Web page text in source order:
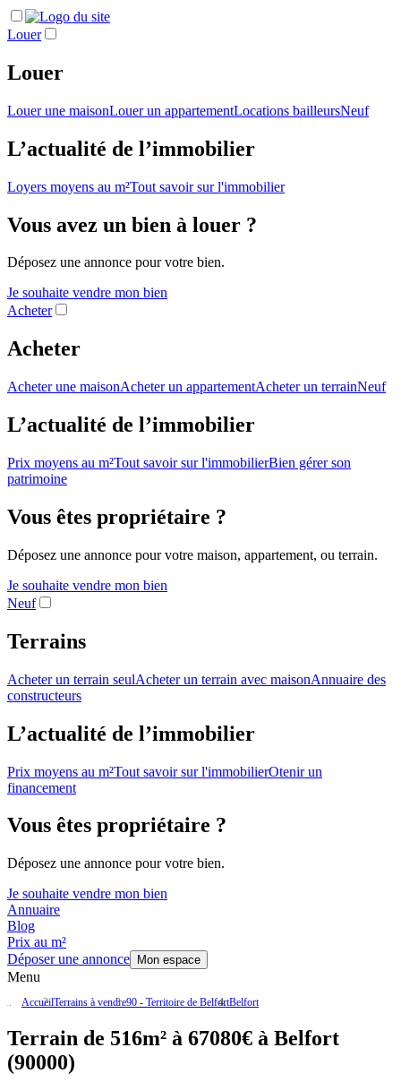
Louer
Louer
Louer une maisonLouer un appartementLocations bailleursNeuf
L’actualité de l’immobilier
Loyers moyens au m²Tout savoir sur l'immobilier
Vous avez un bien à louer ?
Déposez une annonce pour votre bien.
Je souhaite vendre mon bien
Acheter
Acheter
Acheter une maisonAcheter un appartementAcheter un terrainNeuf
L’actualité de l’immobilier
Prix moyens au m²Tout savoir sur l'immobilierBien gérer son
patrimoine
Vous êtes propriétaire ?
Déposez une annonce pour votre maison, appartement, ou terrain.
Je souhaite vendre mon bien
Neuf
Terrains
Acheter un terrain seulAcheter un terrain avec maisonAnnuaire des
constructeurs
L’actualité de l’immobilier
Prix moyens au m²Tout savoir sur l'immobilierOtenir un
financement
Vous êtes propriétaire ?
Déposez une annonce pour votre bien.
Je souhaite vendre mon bien
Annuaire
Blog
Prix au m²
Déposer une annonce
Mon espace
Menu
AccueilTerrains à vendre90 - Territoire de BelfortBelfort
Terrain de 516m² à 67080€ à Belfort
(90000)